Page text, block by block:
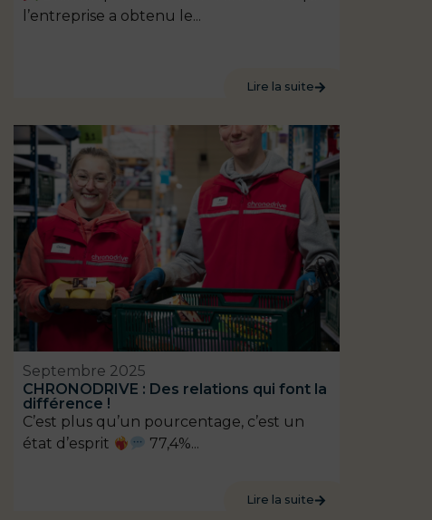
l’entreprise a obtenu le...
Lire la suite
CHRONODRIVE : Des relations qui font la
différence !
Septembre 2025
C’est plus qu’un pourcentage, c’est un
état d’esprit
77,4%...
Lire la suite